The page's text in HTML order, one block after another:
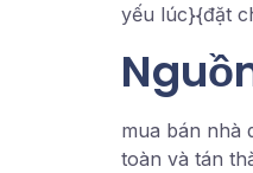
yếu lúc}{đặt
mua bán nhà
toàn và tán